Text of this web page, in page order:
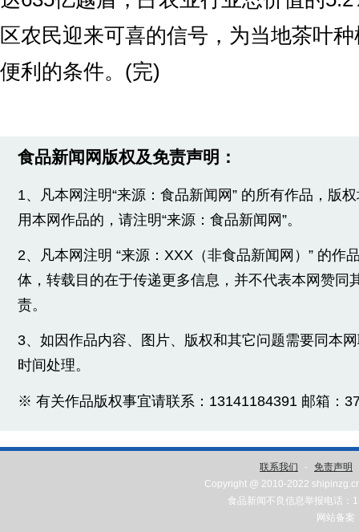
区农民迎来可喜的信号，为当地茶叶
便利的条件。(完)
食品新闻网版权及免责声明：
1、凡本网注明“来源：食品新闻网” 的所有作品，版
用本网作品的，请注明“来源：食品新闻网”。
2、凡本网注明 “来源：XXX（非食品新闻网）” 的作
体，转载目的在于传递更多信息，并不代表本网赞同
责。
3、如因作品内容、图片、版权和其它问题需要同本
时间处理。
※ 有关作品版权事宜请联系：13141184391 邮箱：
联系我们 - 免责声明
Copyright @ 2010-2022
食品新闻不良信息举报电话：
网站备案